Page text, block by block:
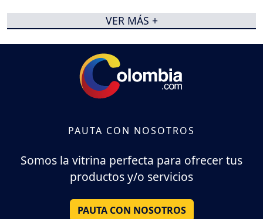
VER MÁS +
PAUTA CON NOSOTROS
Somos la vitrina perfecta para ofrecer tus
productos y/o servicios
PAUTA CON NOSOTROS